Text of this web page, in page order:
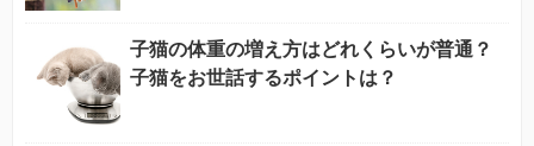
子猫の体重の増え方はどれくらいが普通？
子猫をお世話するポイントは？